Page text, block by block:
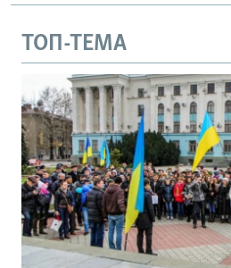
ТОП-ТЕМА